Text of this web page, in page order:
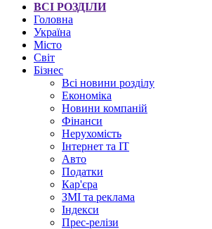
ВСІ РОЗДІЛИ
Головна
Україна
Місто
Світ
Бізнес
Всі новини розділу
Економіка
Новини компаній
Фінанси
Нерухомість
Інтернет та IT
Авто
Податки
Кар'єра
ЗМІ та реклама
Індекси
Прес-релізи